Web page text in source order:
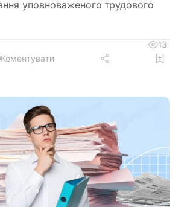
уповноваженого трудового
13
Коментувати